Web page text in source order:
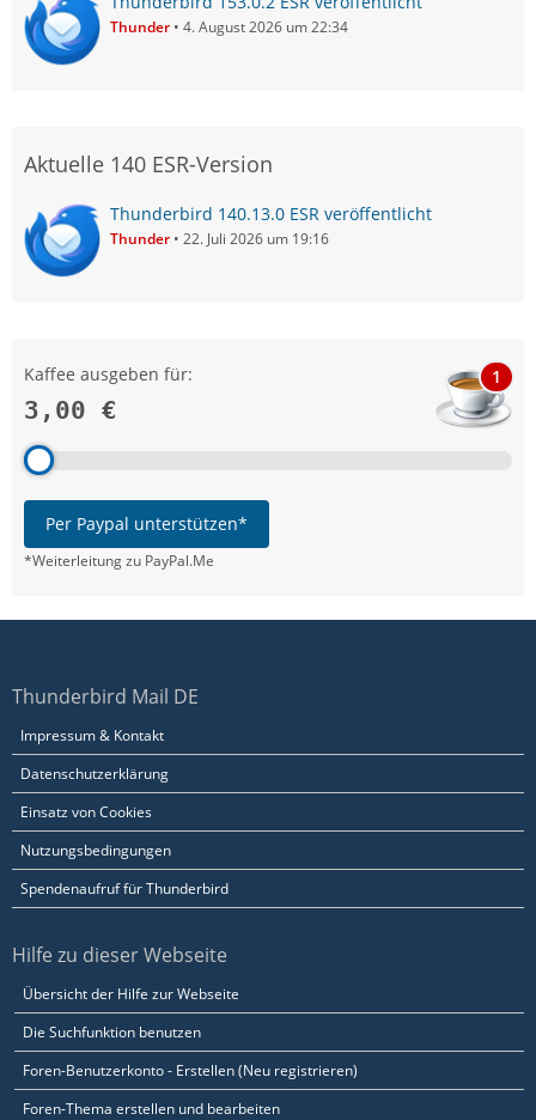
Thunder 4. August 2026 um 22:34
Aktuelle 140 ESR-Version
Thunderbird 140.13.0 ESR veröffentlicht
Thunder 22. Juli 2026 um 19:16
Kaffee ausgeben für:
3,00 €
1
Per Paypal unterstützen*
*Weiterleitung zu PayPal.Me
Thunderbird Mail DE
Impressum & Kontakt
Datenschutzerklärung
Einsatz von Cookies
Nutzungsbedingungen
Spendenaufruf für Thunderbird
Hilfe zu dieser Webseite
Übersicht der Hilfe zur Webseite
Die Suchfunktion benutzen
Foren-Benutzerkonto - Erstellen (Neu registrieren)
Foren-Thema erstellen und bearbeiten